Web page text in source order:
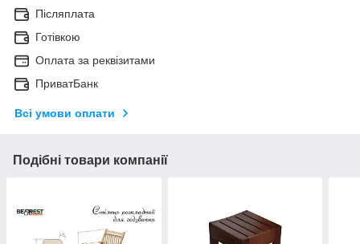
Післяплата
Готівкою
Оплата за реквізитами
ПриватБанк
Всі умови оплати
Подібні товари компанії